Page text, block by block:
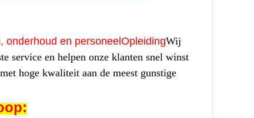
onderhoud en personeel OpleidingWij
service en helpen onze klanten snel winst
hoge kwaliteit aan de meest gunstige